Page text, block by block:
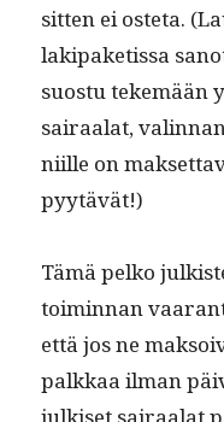
sit­ten ei oste­ta.
lakipaketis­sa
suos­tu tekemään
sairaalat,
niille on
pyytävät!)
Tämä pelko
toimin­nan
että jos ne
palkkaa ilman
julkiset sairaalat